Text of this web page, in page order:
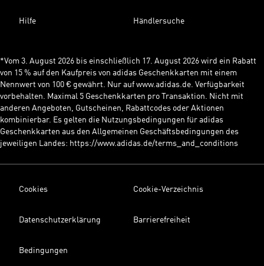
Hilfe Händlersuche
*Vom 3. August 2026 bis einschließlich 17. August 2026 wird ein Rabatt
von 15 % auf den Kaufpreis von adidas Geschenkkarten mit einem
Nennwert von 100 € gewährt. Nur auf www.adidas.de. Verfügbarkeit
vorbehalten. Maximal 5 Geschenkkarten pro Transaktion. Nicht mit
anderen Angeboten, Gutscheinen, Rabattcodes oder Aktionen
kombinierbar. Es gelten die Nutzungsbedingungen für adidas
Geschenkkarten aus den Allgemeinen Geschäftsbedingungen des
jeweiligen Landes: https://www.adidas.de/terms_and_conditions
Cookies Cookie-Verzeichnis
Datenschutzerklärung Barrierefreiheit
Bedingungen